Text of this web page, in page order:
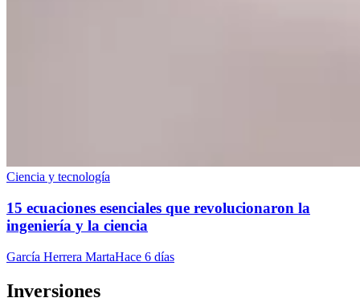
Ciencia y tecnología
15 ecuaciones esenciales que revolucionaron la
ingeniería y la ciencia
García Herrera MartaHace 6 días
Inversiones